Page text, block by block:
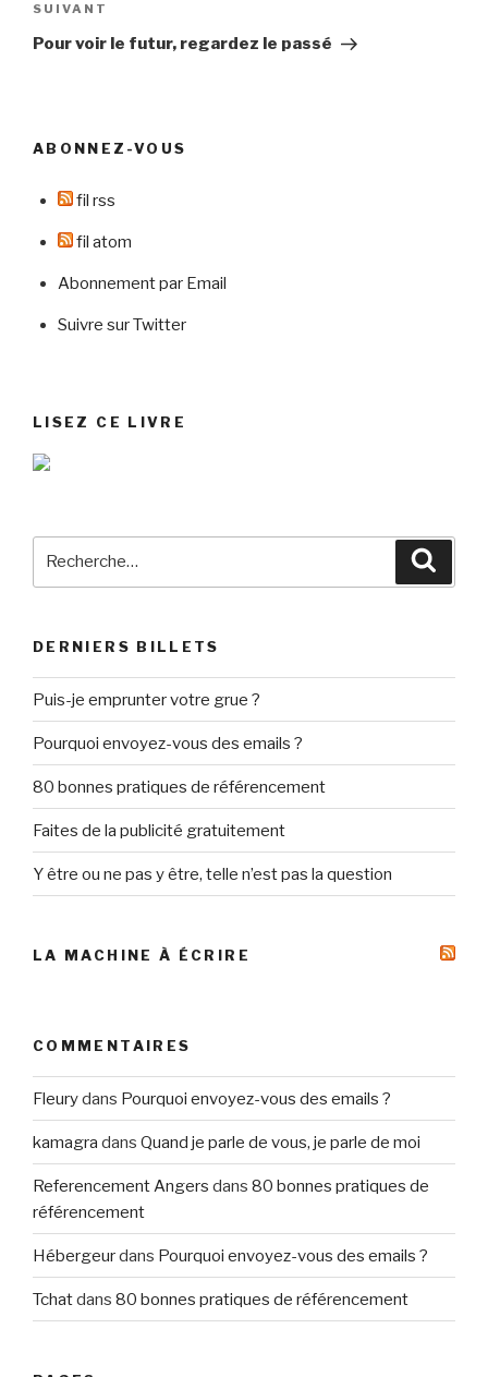
Article
suivant
SUIVANT
Pour voir le futur, regardez le passé
ABONNEZ-VOUS
fil rss
fil atom
Abonnement par Email
Suivre sur Twitter
LISEZ CE LIVRE
DERNIERS BILLETS
Puis-je emprunter votre grue ?
Pourquoi envoyez-vous des emails ?
80 bonnes pratiques de référencement
Faites de la publicité gratuitement
Y être ou ne pas y être, telle n’est pas la question
LA MACHINE À ÉCRIRE
COMMENTAIRES
Fleurydans Pourquoi envoyez-vous des emails ?
kamagra dans Quand je parle de vous, je parle de moi
Referencement Angers dans 80 bonnes pratiques de
référencement
Hébergeurdans Pourquoi envoyez-vous des emails ?
Tchatdans 80 bonnes pratiques de référencement